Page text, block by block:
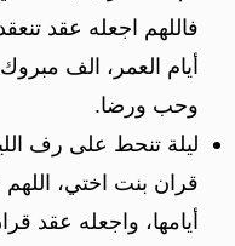
فاللهم اجعله عقد
أيام العمر، الف
وحب ورضا.
ليلة تنحط على رف
قران بنت اختي،
أيامها، واجعله عقد